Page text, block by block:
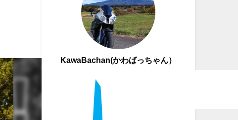
KawaBachan(かわばっちゃん）